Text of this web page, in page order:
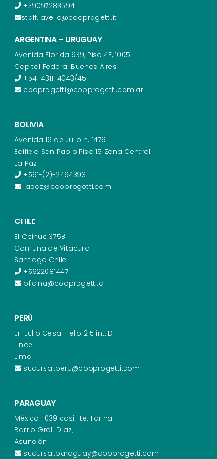
+39097283694
staff.lavello@cooprogetti.it
ARGENTINA – URUGUAY
Avenida Florida 939, Piso 4F, 1005
Capital Federal Buenos Aires
+54114311-4043/45
cooprogetti@cooprogetti.com.ar
BOLIVIA
Avenida 16 de Julio n. 1479
Edificio San Pablo Piso 15 Zona Central
La Paz
+591-(2)-2494393
lapaz@cooprogetti.com
CHILE
El Coihue 3758
Comuna de Vitacura
Santiago Chile
+5622081447
oficina@cooprogetti.cl
PERÙ
Jr. Julio Cesar Tello 215 int. D
Lince
Lima
sucursal.peru@cooprogetti.com
PARAGUAY
México 1.039 casi Tte. Farina
Barrio Gral. Díaz;
Asunción
sucursal.paraguay@cooprogetti.com